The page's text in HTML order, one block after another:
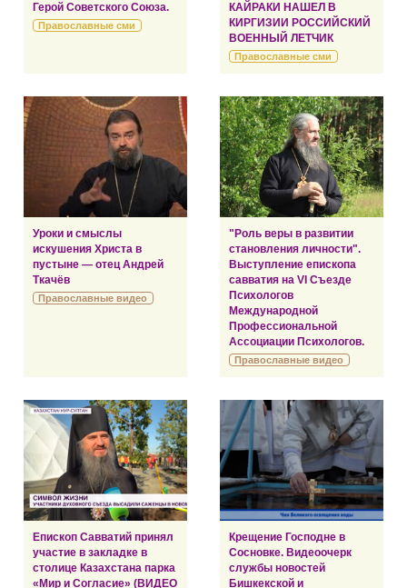
Герой Советского Союза.
Православные сми
КАЙРАКИ НАШЕЛ В
КИРГИЗИИ РОССИЙСКИЙ
ВОЕННЫЙ ЛЕТЧИК
Православные сми
Уроки и смыслы
искушения Христа в
пустыне — отец Андрей
Ткачёв
Православные видео
"Роль веры в развитии
становления личности".
Выступление епископа
савватия на VI Съезде
Психологов
Международной
Профессиональной
Ассоциации Психологов.
Православные видео
Епископ Савватий принял
участие в закладке в
столице Казахстана парка
«Мир и Согласие» (ВИДЕО
Крещение Господне в
Сосновке. Видеоочерк
службы новостей
Бишкекской и